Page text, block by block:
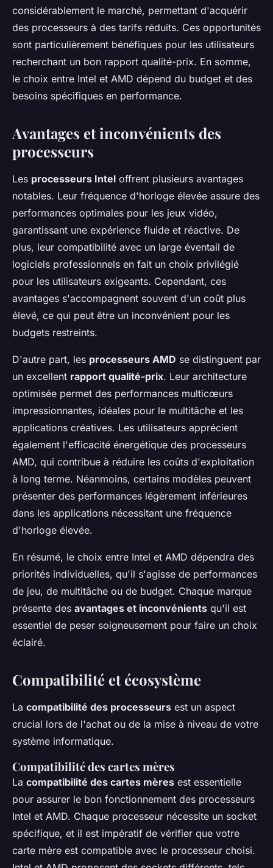
considérablement le marché, permettant d'acquérir
des processeurs à des tarifs réduits. Ces opportunités
sont particulièrement bénéfiques pour les utilisateurs
recherchant un bon rapport qualité-prix. En somme,
le choix entre Intel et AMD dépend du budget et des
besoins spécifiques en performance.
Avantages et inconvénients des
processeurs
Les processeurs Intel offrent plusieurs avantages
notables. Leur fréquence d'horloge élevée assure des
performances optimales pour les jeux vidéo,
garantissant une expérience fluide et réactive. De
plus, leur compatibilité avec un large éventail de
logiciels professionnels en fait un choix privilégié
pour les utilisateurs exigeants. Cependant, ces
avantages s'accompagnent souvent d'un coût plus
élevé, ce qui peut être un inconvénient pour les
budgets restreints.
D'autre part, les processeurs AMD se distinguent par
un excellent rapport qualité-prix. Leur architecture
optimisée permet des performances multicœurs
impressionnantes, idéales pour le multitâche et les
applications créatives. Les utilisateurs apprécient
également l'efficacité énergétique des processeurs
AMD, qui contribue à réduire les coûts d'exploitation
à long terme. Néanmoins, certains modèles peuvent
présenter des performances légèrement inférieures
dans les applications nécessitant une fréquence
d'horloge élevée.
En résumé, le choix entre Intel et AMD dépendra des
priorités individuelles, qu'il s'agisse de performances
de jeu, de multitâche ou de budget. Chaque marque
présente des avantages et inconvénients qu'il est
essentiel de peser soigneusement pour faire un choix
éclairé.
Compatibilité et écosystème
La compatibilité des processeurs est un aspect
crucial lors de l'achat ou de la mise à niveau de votre
système informatique.
Compatibilité des cartes mères
La compatibilité des cartes mères est essentielle
pour assurer le bon fonctionnement des processeurs
Intel et AMD. Chaque processeur nécessite un socket
spécifique, et il est impératif de vérifier que votre
carte mère est compatible avec le processeur choisi.